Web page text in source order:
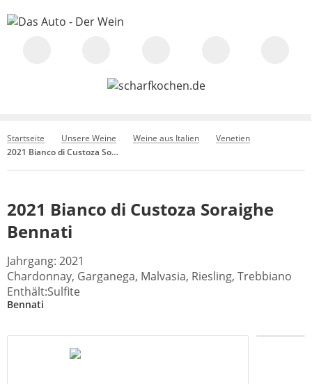
Startseite Unsere Weine Weine aus Italien
Venetien
2021 Bianco di Custoza Soraighe Bennati
2021 Bianco di Custoza Soraighe
Bennati
Jahrgang: 2021
Chardonnay, Garganega, Malvasia, Riesling, Trebbiano
Enthält:Sulfite
Bennati